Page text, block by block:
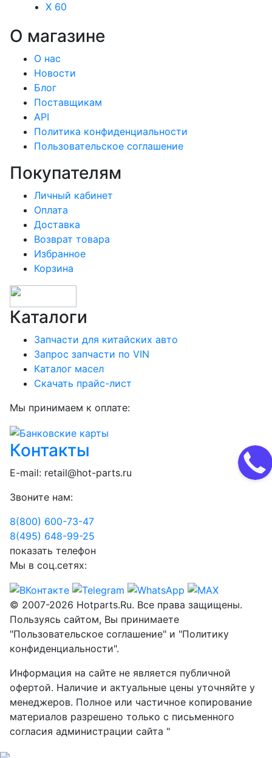
X 60
О магазине
О нас
Новости
Блог
Поставщикам
API
Политика конфиденциальности
Пользовательское соглашение
Покупателям
Личный кабинет
Оплата
Доставка
Возврат товара
Избранное
Корзина
Каталоги
Запчасти для китайских авто
Запрос запчасти по VIN
Каталог масел
Скачать прайс-лист
Мы принимаем к оплате:
Контакты
E-mail: retail@hot-parts.ru
Звоните нам:
8(800) 600-73-47
8(495) 648-99-25
показать телефон
Мы в соц.сетях:
© 2007-2026 Hotparts.Ru. Все права защищены.
Пользуясь сайтом, Вы принимаете
"Пользовательское соглашение" и "Политику
конфиденциальности".
Информация на сайте не является публичной
офертой. Наличие и актуальные цены уточняйте у
менеджеров. Полное или частичное копирование
материалов разрешено только с письменного
согласия администрации сайта "